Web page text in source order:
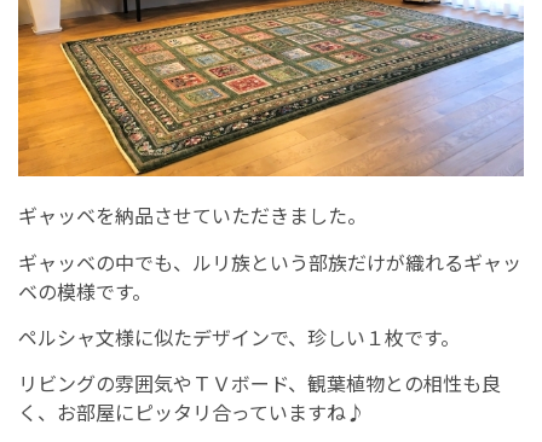
ギャッベを納品させていただきました。
ギャッベの中でも、ルリ族という部族だけが織れるギャッ
ベの模様です。
ペルシャ文様に似たデザインで、珍しい１枚です。
リビングの雰囲気やＴＶボード、観葉植物との相性も良
く、お部屋にピッタリ合っていますね♪